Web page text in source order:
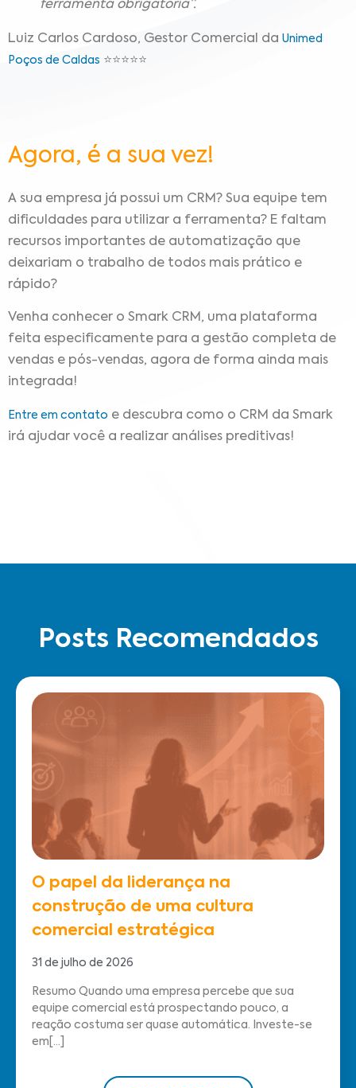
ferramenta obrigatória”.
Luiz Carlos Cardoso, Gestor Comercial da Unimed
Poços de Caldas ⭐⭐⭐⭐⭐
Agora, é a sua vez!
A sua empresa já possui um CRM? Sua equipe tem
dificuldades para utilizar a ferramenta? E faltam
recursos importantes de automatização que
deixariam o trabalho de todos mais prático e
rápido?
Venha conhecer o Smark CRM, uma plataforma
feita especificamente para a gestão completa de
vendas e pós-vendas, agora de forma ainda mais
integrada!
Entre em contato e descubra como o CRM da Smark
irá ajudar você a realizar análises preditivas!
Posts Recomendados
O papel da liderança na
construção de uma cultura
comercial estratégica
31 de julho de 2026
Resumo Quando uma empresa percebe que sua
equipe comercial está prospectando pouco, a
reação costuma ser quase automática. Investe-se
em[...]